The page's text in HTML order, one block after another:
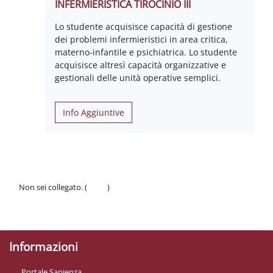
INFERMIERISTICA TIROCINIO III
Lo studente acquisisce capacità di gestione
dei problemi infermieristici in area critica,
materno-infantile e psichiatrica. Lo studente
acquisisce altresì capacità organizzative e
gestionali delle unità operative semplici.
Info Aggiuntive
Non sei collegato. (
)
Informazioni